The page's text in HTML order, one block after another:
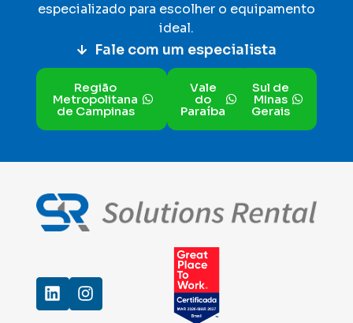
especializado para escolher o equipamento
ideal.
Fale com um especialista
Região
Metropolitana
de Campinas
Vale
do
Paraíba
Sul de
MInas
Gerais